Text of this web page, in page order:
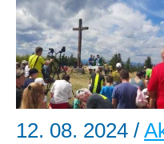
12. 08. 2024 /